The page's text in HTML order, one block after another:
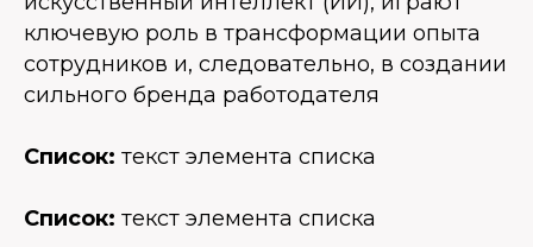
ключевую роль в трансформации опыта
сотрудников и, следовательно, в создании
сильного бренда работодателя
Список: текст элемента списка
Список: текст элемента списка